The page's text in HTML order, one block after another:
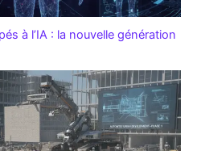
à l’IA : la nouvelle génération